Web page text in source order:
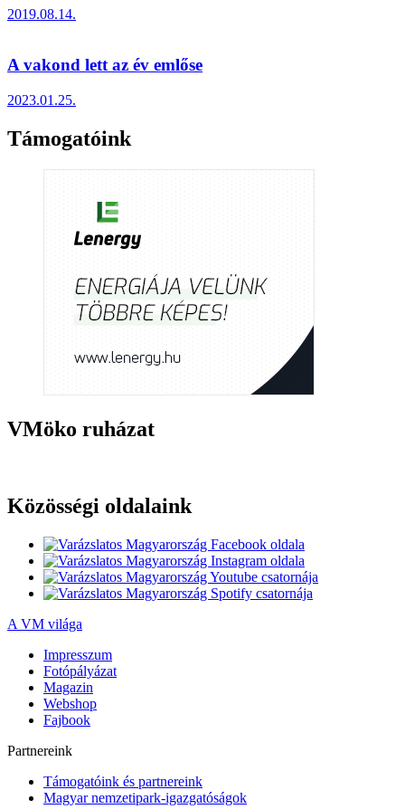
2019.08.14.
A vakond lett az év emlőse
2023.01.25.
Támogatóink
VMöko ruházat
Közösségi oldalaink
A VM világa
Impresszum
Fotópályázat
Magazin
Webshop
Fajbook
Partnereink
Támogatóink és partnereink
Magyar nemzetipark-igazgatóságok